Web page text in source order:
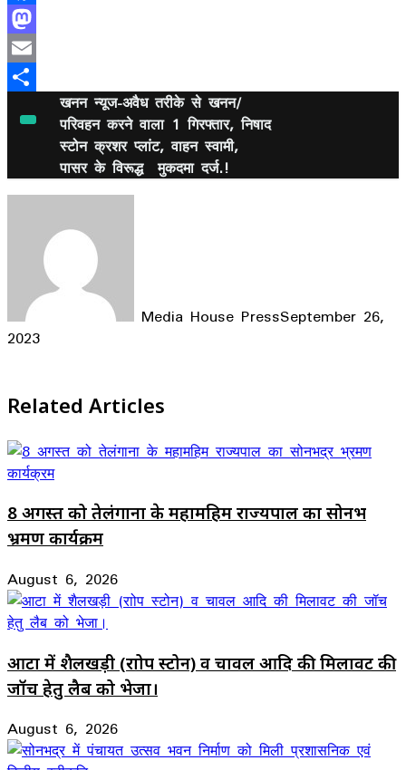
Facebook
Mastodon
Email
खनन न्यूज-अवैध तरीके से खनन/
परिवहन करने वाला 1 गिरफ्तार, निषाद
स्टोन क्रशर प्लांट, वाहन स्वामी,
पासर के विरूद्ध मुकदमा दर्ज.!
Media House PressSeptember 26,
2023
Related Articles
8 अगस्त को तेलंगाना के महामहिम राज्यपाल का सोनभद्र
भ्रमण कार्यक्रम
August 6, 2026
आटा में शैलखड़ी (राोप स्टोन) व चावल आदि की मिलावट की
जॉच हेतु लैब को भेजा।
August 6, 2026